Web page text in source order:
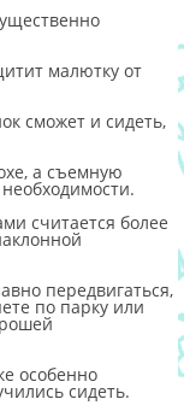
малютку от
сможет и сидеть,
а съемную
считается более
передвигаться,
по парку или
особенно
сидеть.